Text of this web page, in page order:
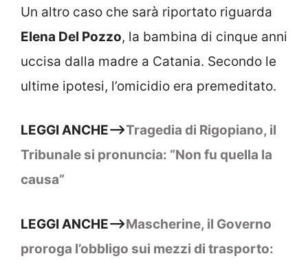
Un altro caso che sarà riportato riguarda
Elena Del Pozzo, la bambina di cinque anni
uccisa dalla madre a Catania. Secondo le
ultime ipotesi, l’omicidio era premeditato.
LEGGI ANCHE–>Tragedia di Rigopiano, il
Tribunale si pronuncia: “Non fu quella la
causa”
LEGGI ANCHE–>Mascherine, il Governo
proroga l’obbligo sui mezzi di trasporto: